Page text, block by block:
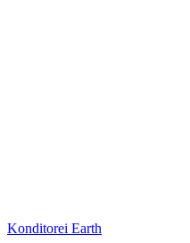
Konditorei Earth